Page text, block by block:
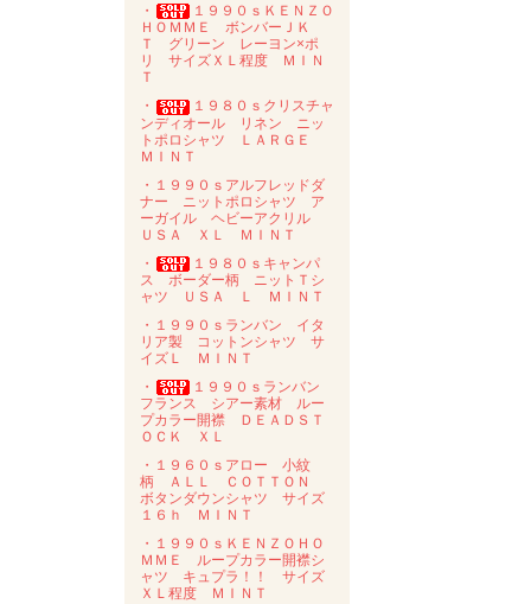
・
１９９０ｓＫＥＮＺＯ
ＨＯＭＭＥ ボンバーＪＫ
Ｔ グリーン レーヨン×ポ
リ サイズＸＬ程度 ＭＩＮ
Ｔ
・
１９８０ｓクリスチャ
ンディオール リネン ニッ
トポロシャツ ＬＡＲＧＥ
ＭＩＮＴ
・１９９０ｓアルフレッドダ
ナー ニットポロシャツ ア
ーガイル ヘビーアクリル
ＵＳＡ ＸＬ ＭＩＮＴ
・
１９８０ｓキャンパ
ス ボーダー柄 ニットＴシ
ャツ ＵＳＡ Ｌ ＭＩＮＴ
・１９９０ｓランバン イタ
リア製 コットンシャツ サ
イズＬ ＭＩＮＴ
・
１９９０ｓランバン
フランス シアー素材 ルー
プカラー開襟 ＤＥＡＤＳＴ
ＯＣＫ ＸＬ
・１９６０ｓアロー 小紋
柄 ＡＬＬ ＣＯＴＴＯＮ
ボタンダウンシャツ サイズ
１６ｈ ＭＩＮＴ
・１９９０ｓＫＥＮＺＯＨＯ
ＭＭＥ ループカラー開襟シ
ャツ キュプラ！！ サイズ
ＸＬ程度 ＭＩＮＴ